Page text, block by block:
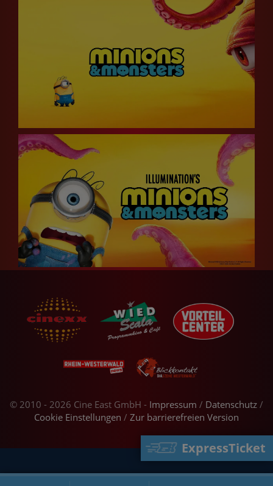
ExpressTicket
© 2010 - 2026 Cine East GmbH - Impressum / Datenschutz /
Cookie Einstellungen / Zur barrierefreien Version